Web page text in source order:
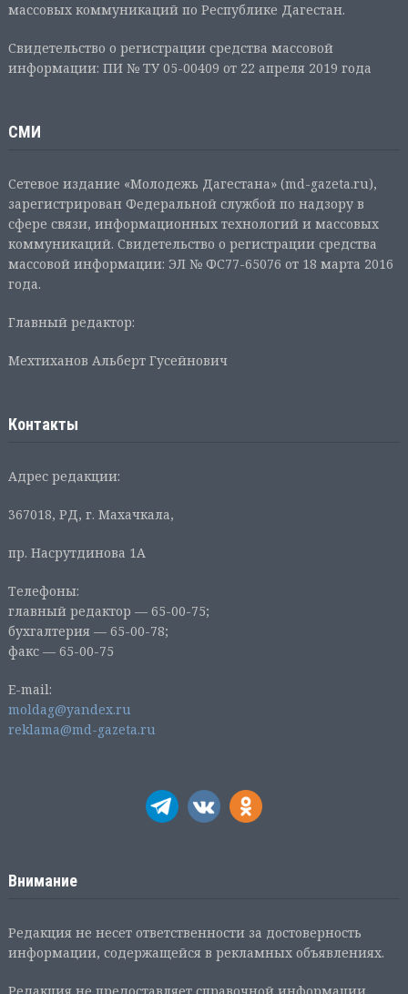
массовых коммуникаций по Республике Дагестан.
Свидетельство о регистрации средства массовой
информации: ПИ № ТУ 05-00409 от 22 апреля 2019 года
СМИ
Сетевое издание «Молодежь Дагестана» (md-gazeta.ru),
зарегистрирован Федеральной службой по надзору в
сфере связи, информационных технологий и массовых
коммуникаций. Свидетельство о регистрации средства
массовой информации: ЭЛ № ФС77-65076 от 18 марта 2016
года.
Главный редактор:
Мехтиханов Альберт Гусейнович
Контакты
Адрес редакции:
367018, РД, г. Махачкала,
пр. Насрутдинова 1А
Телефоны:
главный редактор — 65-00-75;
бухгалтерия — 65-00-78;
факс — 65-00-75
E-mail:
moldag@yandex.ru
reklama@md-gazeta.ru
Внимание
Редакция не несет ответственности за достоверность
информации, содержащейся в рекламных объявлениях.